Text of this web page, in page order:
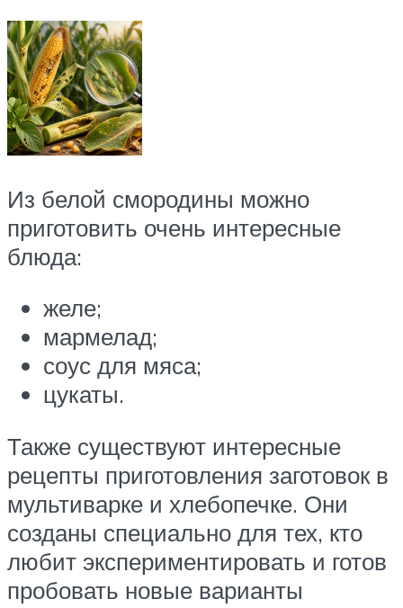
Из белой смородины можно
приготовить очень интересные
блюда:
желе;
мармелад;
соус для мяса;
цукаты.
Также существуют интересные
рецепты приготовления заготовок в
мультиварке и хлебопечке. Они
созданы специально для тех, кто
любит экспериментировать и готов
пробовать новые варианты